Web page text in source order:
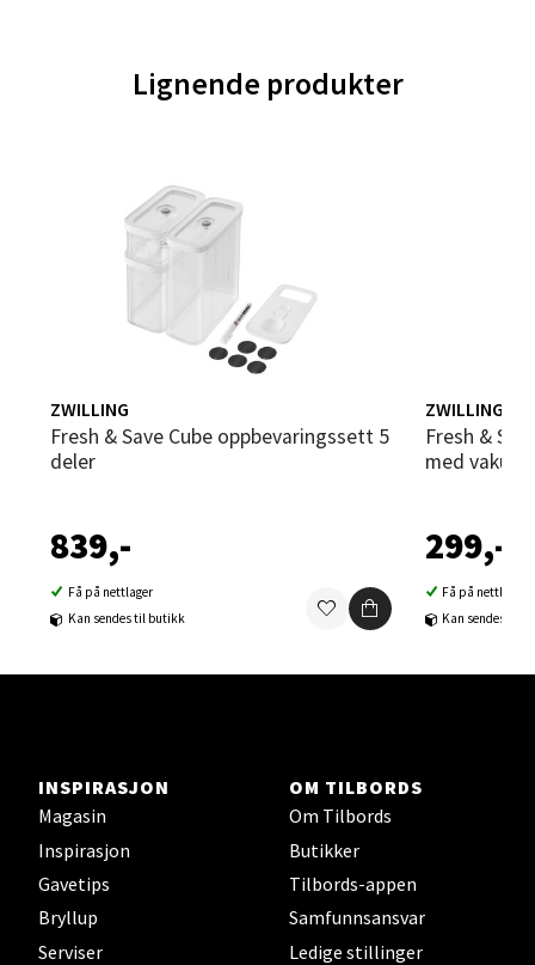
Lignende produkter
ZWILLING
Fresh & Save Cube oppbevaringssett 5
deler
839,-
Få på nettlager
Kan sendes til butikk
ZWILLING
Fresh & Save Cube oppbevaringsboks
med
299,-
Få på nettlager
Kan sendes til
INSPIRASJON
Magasin
Inspirasjon
Gavetips
Bryllup
Serviser
OM TILBORDS
Om Tilbords
Butikker
Tilbords-appen
Samfunnsansvar
Ledige stillinger
Åpent i dag 10-21
0 i butikk
Sortland - Sortland Storsenter
0 i butikk
Velg
Sjøfartsgata 2, 7714 Steinkjer
Åpent i dag 10-20
0 i butikk